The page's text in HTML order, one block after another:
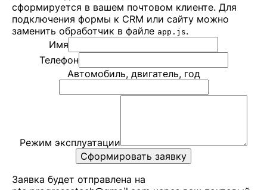
сформируется в вашем почтовом клиенте. Для
подключения формы к CRM или сайту можно
заменить обработчик в файле app.js.
Имя
Телефон
Автомобиль, двигатель, год
Режим эксплуатации
Сформировать заявку
Заявка будет отправлена на